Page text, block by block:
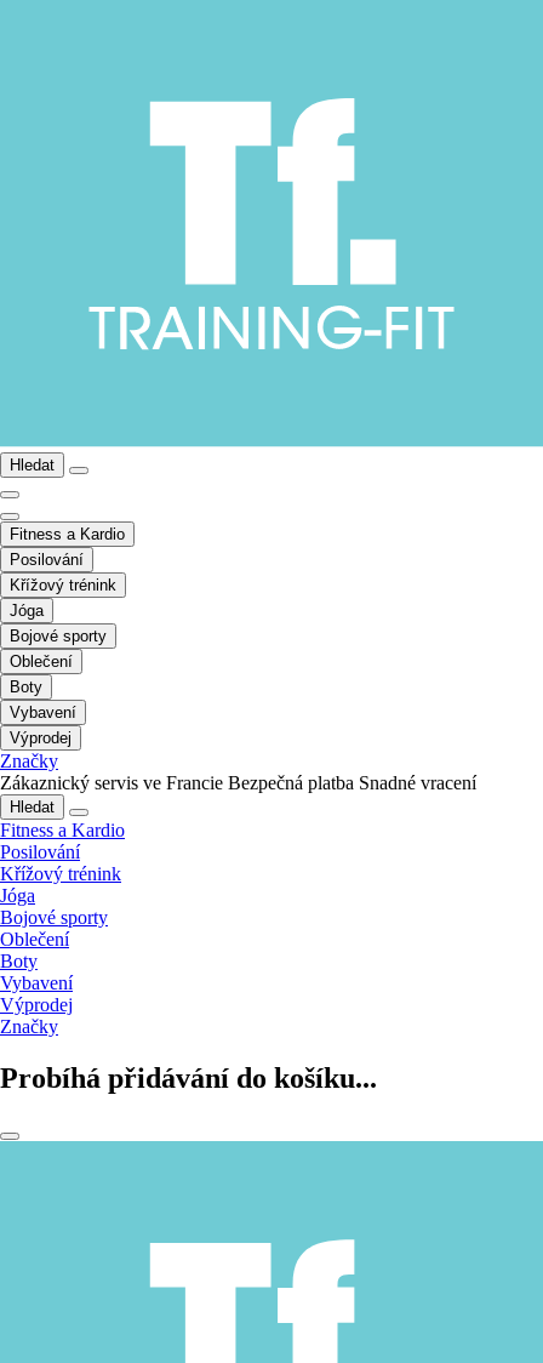
Hledat
Fitness a Kardio
Posilování
Křížový trénink
Jóga
Bojové sporty
Oblečení
Boty
Vybavení
Výprodej
Značky
Zákaznický servis ve Francie Bezpečná platba Snadné vracení
Hledat
Fitness a Kardio
Posilování
Křížový trénink
Jóga
Bojové sporty
Oblečení
Boty
Vybavení
Výprodej
Značky
Probíhá přidávání do košíku...